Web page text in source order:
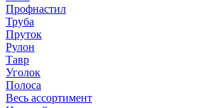
Профнастил
Труба
Пруток
Рулон
Тавр
Уголок
Полоса
Весь ассортимент